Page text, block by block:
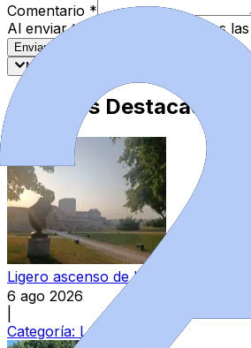
Comentario *
Al enviar tu comentario, aceptas las
Enviar Comentario
Más recientes
Artículos Destacados
Ligero ascenso de las máximas en
6 ago 2026
Categoría: Local